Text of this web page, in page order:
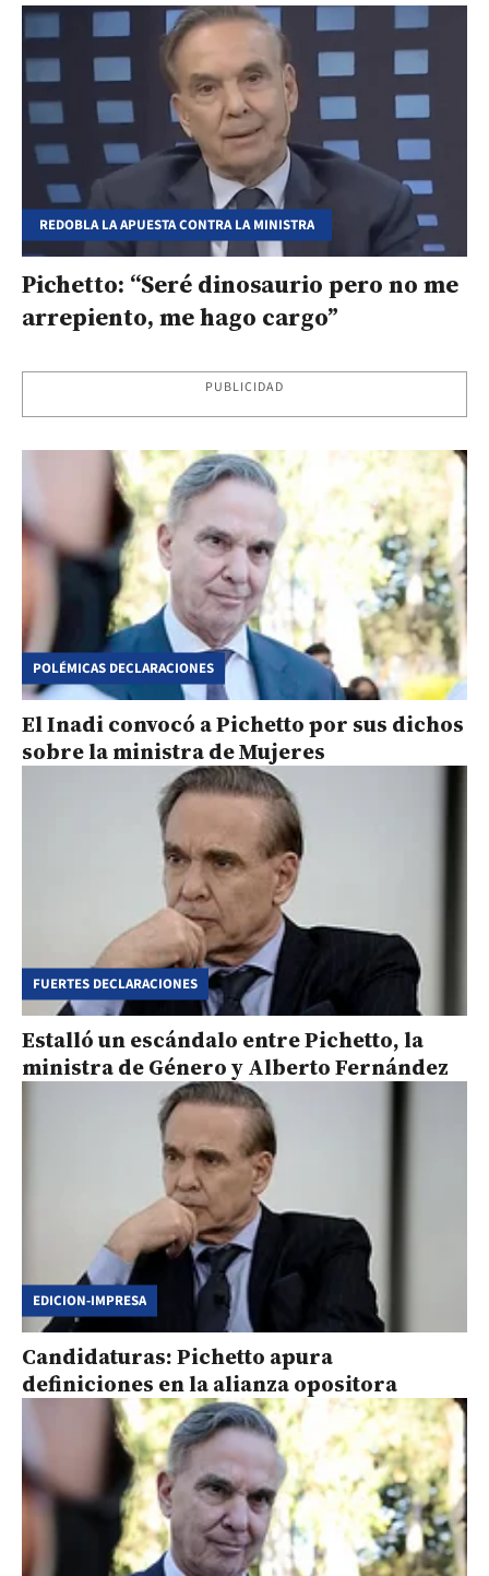
REDOBLA LA APUESTA CONTRA LA MINISTRA
Pichetto: “Seré dinosaurio pero no me
arrepiento, me hago cargo”
PUBLICIDAD
POLÉMICAS DECLARACIONES
El Inadi convocó a Pichetto por sus dichos
sobre la ministra de Mujeres
FUERTES DECLARACIONES
Estalló un escándalo entre Pichetto, la
ministra de Género y Alberto Fernández
EDICION-IMPRESA
Candidaturas: Pichetto apura
definiciones en la alianza opositora